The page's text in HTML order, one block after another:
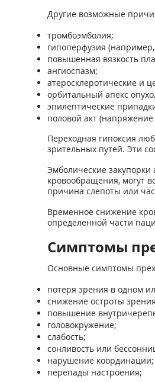
Другие возможные
тромбоэмболия;
гипоперфузия
повышенная вязкость
ангиоспазм;
атеросклеротические и
орбитальный апекс
эпилептические
половой акт
Переходная гипоксия
зрительных путей. Эти
Эмболические
кровообращения, могут
причина слепоты или
Временное снижение
определенной части
Симптомы
Основные симптомы
потеря зрения в одном
снижение остроты
повышение
головокружение;
слабость;
сонливость или
нарушение координации;
перепады настроения;